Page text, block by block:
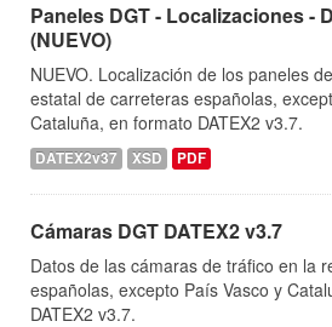
Paneles DGT - Localizaciones -
(NUEVO)
NUEVO. Localización de los paneles
estatal de carreteras españolas,
Cataluña, en formato DATEX2 v3.7.
DATEX2v37 XSD PDF
Cámaras DGT DATEX2 v3.7
Datos de las cámaras de tráfico en la
españolas, excepto País Vasco y
DATEX2 v3.7.